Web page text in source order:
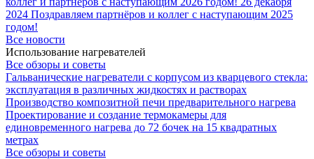
2024 Поздравляем партнёров и коллег с наступающим 2025
годом!
Все новости
Использование нагревателей
Все обзоры и советы
Гальванические нагреватели с корпусом из кварцевого стекла:
эксплуатация в различных жидкостях и растворах
Производство композитной печи предварительного нагрева
Проектирование и создание термокамеры для
единовременного нагрева до 72 бочек на 15 квадратных
метрах
Все обзоры и советы